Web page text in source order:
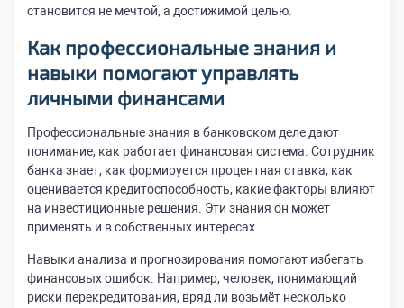
становится не мечтой, а достижимой целью.
Как профессиональные знания и
навыки помогают управлять
личными финансами
Профессиональные знания в банковском деле дают
понимание, как работает финансовая система. Сотрудник
банка знает, как формируется процентная ставка, как
оценивается кредитоспособность, какие факторы влияют
на инвестиционные решения. Эти знания он может
применять и в собственных интересах.
Навыки анализа и прогнозирования помогают избегать
финансовых ошибок. Например, человек, понимающий
риски перекредитования, вряд ли возьмёт несколько